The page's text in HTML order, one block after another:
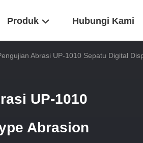
Produk Hubungi Kami
Abrasi UP-1010 Sepatu Digital
UP-1010
Abrasion